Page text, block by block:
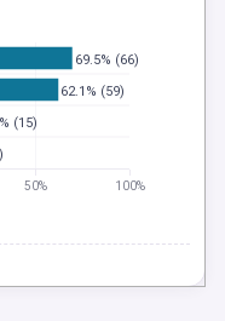
69.5% (66)
62.1% (59)
(15)
50% 100%